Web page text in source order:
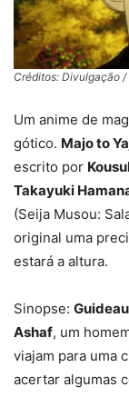
Créditos: Divulgação
Um anime de
gótico. Majo to
escrito por
Takayuki
(Seija Musou:
original uma
estará a altura.
Sinopse: Guideau
Ashaf, um
viajam para uma
acertar algumas